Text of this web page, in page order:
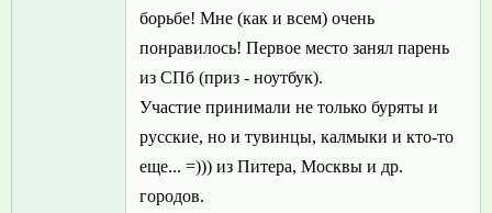
борьбе! Мне (как и всем) очень
понравилось! Первое место занял парень
из СПб (приз - ноутбук).
Участие принимали не только буряты и
русские, но и тувинцы, калмыки и кто-то
еще... =))) из Питера, Москвы и др.
городов.